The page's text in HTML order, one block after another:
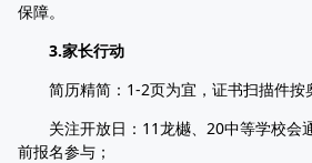
保障。​
3.家长行动
简历精简：1-2页为宜，证书扫描件按
关注开放日：11龙樾、20中等学校会
前报名参与；​